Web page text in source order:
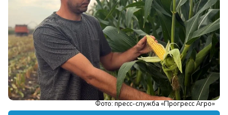
Фото: пресс-служба «Прогресс Агро»